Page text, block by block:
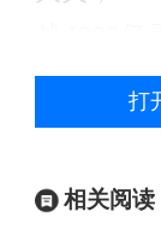
都要突破
~2022年
关，是西
打
相关阅读